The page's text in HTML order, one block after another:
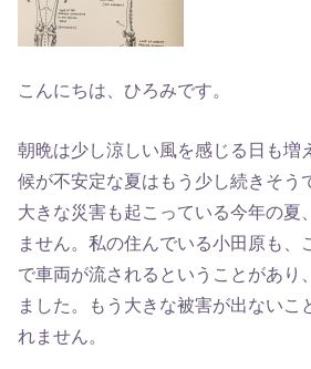
こんにちは、ひろみです。
朝晩は少し涼しい風を感じる日も増
候が不安定な夏はもう少し続きそう
大きな災害も起こっている今年の夏
ません。私の住んでいる小田原も、
で車両が流されるということがあり
ました。もう大きな被害が出ないこ
れません。